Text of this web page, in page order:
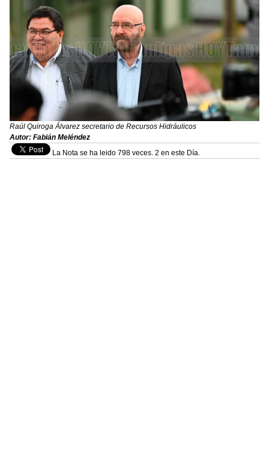
Raúl Quiroga Álvarez secretario de Recursos Hidráulicos
Autor: Fabián Meléndez
La Nota se ha leido 798 veces. 2 en este Día.